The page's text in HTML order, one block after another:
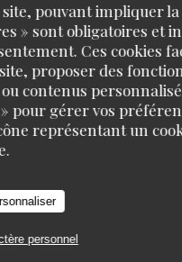
pouvant impliquer la
» sont obligatoires et
Ces cookies
proposer des
contenus
pour gérer vos
représentant un
personnel
– SAMEDI 06
un univers de mystère,
légendaires et ambiance